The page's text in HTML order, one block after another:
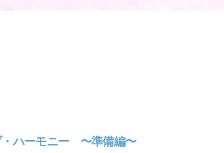
・ハーモニー 〜準備編〜